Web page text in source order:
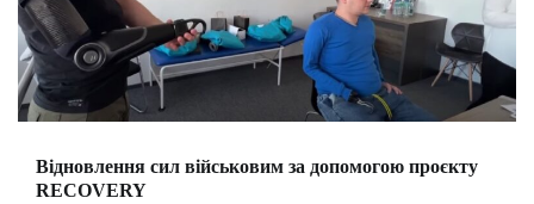
Відновлення сил військовим за допомогою проєкту
RECOVERY